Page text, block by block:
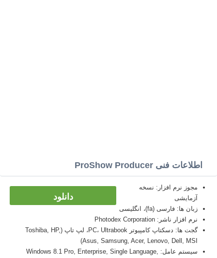
اطلاعات فنی ProShow Producer
دانلود
مجوز نرم افزار: نسخه
آزمایشی
زبان ها: فارسی (fa)، انگلیسی
نرم افزار ناشر: Photodex Corporation
گجت ها: دسکتاپ کامپیوتر PC، Ultrabook، لپ تاپ (Toshiba, HP,
Asus, Samsung, Acer, Lenovo, Dell, MSI)
سیستم عامل: Windows 8.1 Pro, Enterprise, Single Language,